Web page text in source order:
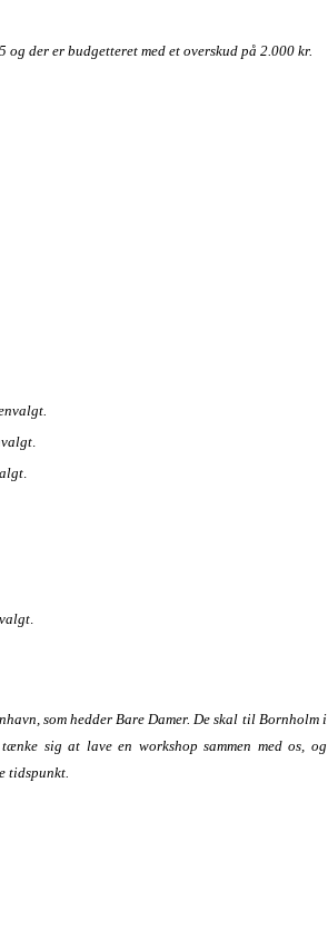
der er budgetteret med et overskud på 2.000 kr.
som hedder Bare Damer. De skal til Bornholm i
sig at lave en workshop sammen med os, og
tidspunkt.